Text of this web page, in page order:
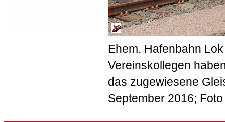
Ehem. Hafenbahn
Vereinskollegen
das zugewiesene
September 2016;